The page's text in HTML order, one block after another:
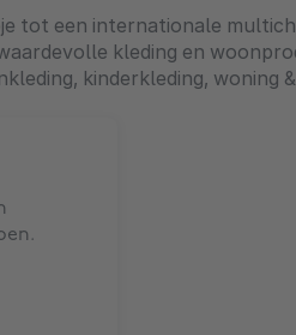
tot een internationale
kleding en
kinderkleding, woning